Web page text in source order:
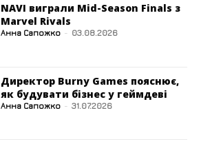
NAVI виграли Mid-Season Finals з
Marvel Rivals
Анна Сапожко - 03.08.2026
Директор Burny Games пояснює,
як будувати бізнес у геймдеві
Анна Сапожко - 31.07.2026